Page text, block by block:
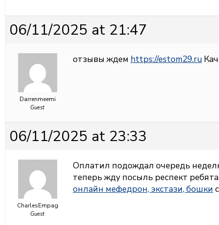
06/11/2025 at 21:47
Darrenmeemi
Guest
отзывы ждем https://estom29.ru
06/11/2025 at 23:33
CharlesEmpag
Guest
Оплатил подождал очередь
теперь жду посыль респект
онлайн мефедрон, экстази, бошки